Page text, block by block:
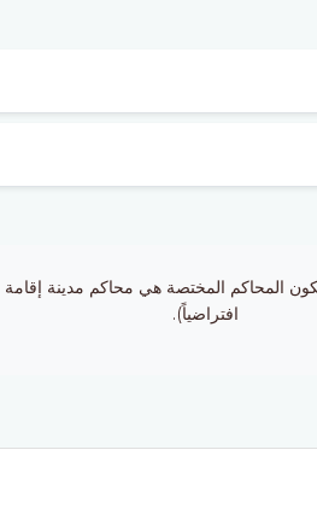
المحاكم المختصة هي محاكم مدينة إقامة
افتراضياً).